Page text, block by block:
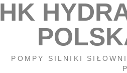
HK
POMPY SILNIKI